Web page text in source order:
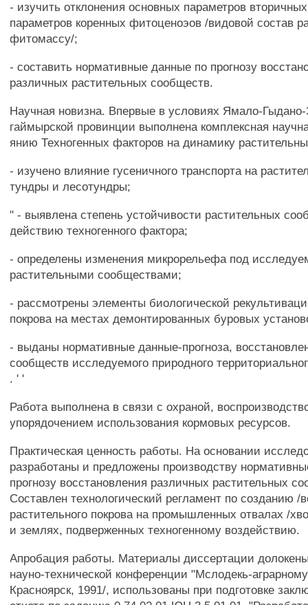
- изучить отклонения основных параметров
параметров коренных фитоценоэов /видовой состав
фитомассу/;
- составить нормативные данные по прогнозу
различных растительных сообществ.
Научная новизна. Впервые в условиях Ямало-
гаймырской провинции выполнена комплексная
янию Техногенных факторов на динамику
- изучено влияние гусеничного транспорта на
тундры и лесотундры;
" - выявлена степень устойчивости растительных
действию техногенного фактора;
- определены изменения микрорельефа под
растительными сообществами;
- рассмотрены элементы биологической
покрова на местах демонтированных буровых
- выданы нормативные данные-прогноза,
сообществ исследуемого природного
. ' '
Работа выполнена в связи с охраной,
упорядочением использования кормовых ресурсов.
Практическая ценность работы. На основании
разработаны и предложены производству
прогнозу восстановления различных растительных
Составлен технологический регламент по созданию /
растительного покрова на промышленных отвалах /
и землях, подверженных техногенному воздействию.
Апробация работы. Материалы диссертации
науно-технической конференции "Мслодекь-
Красноярск, 1991/, использованы при подготовке